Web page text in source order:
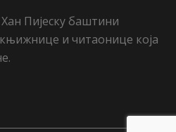
Пијеску баштини
и читаонице која